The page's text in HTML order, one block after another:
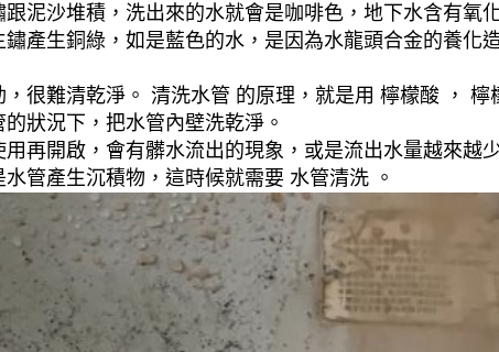
泥沙堆積，洗出來的水就會是咖啡色，地下水含有
產生銅綠，如是藍色的水，是因為水龍頭合金的養
很難清乾淨。 清洗水管 的原理，就是用 檸檬酸 ，
狀況下，把水管內壁洗乾淨。
再開啟，會有髒水流出的現象，或是流出水量越來
管產生沉積物，這時候就需要 水管清洗 。